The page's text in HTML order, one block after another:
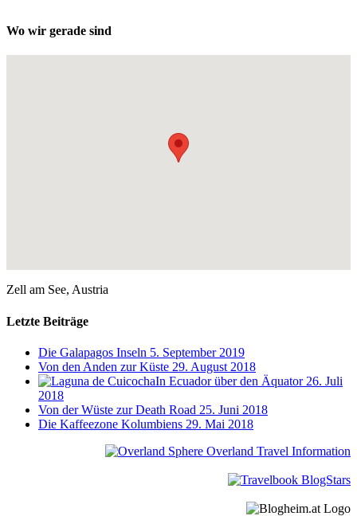
Wo wir gerade sind
Zell am See, Austria
Letzte Beiträge
Die Galapagos Inseln 5. September 2019
Von den Anden zur Küste 29. August 2018
In Ecuador über den Äquator 26. Juli
2018
Von der Wüste zur Death Road 25. Juni 2018
Die Kaffeezone Kolumbiens 29. Mai 2018